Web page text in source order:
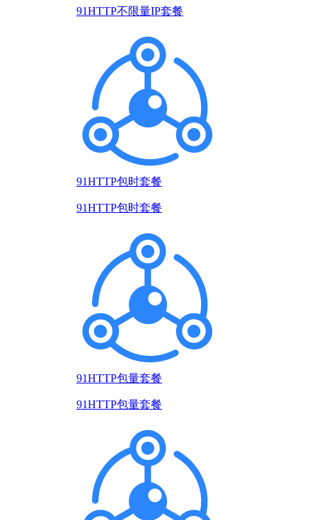
91HTTP不限量IP套餐
91HTTP包时套餐
91HTTP包时套餐
91HTTP包量套餐
91HTTP包量套餐